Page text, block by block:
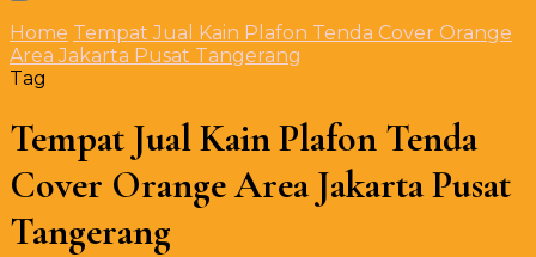
Home Tempat Jual Kain Plafon Tenda Cover Orange
Area Jakarta Pusat Tangerang
Tag
Tempat Jual Kain Plafon Tenda
Cover Orange Area Jakarta Pusat
Tangerang